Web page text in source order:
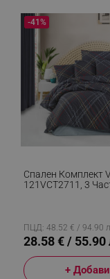
Спален Комплект
121VCT2711, 3
-41%
ПЦД: 48.52 € / 94.90
28.58 € / 55.90
+ Добави